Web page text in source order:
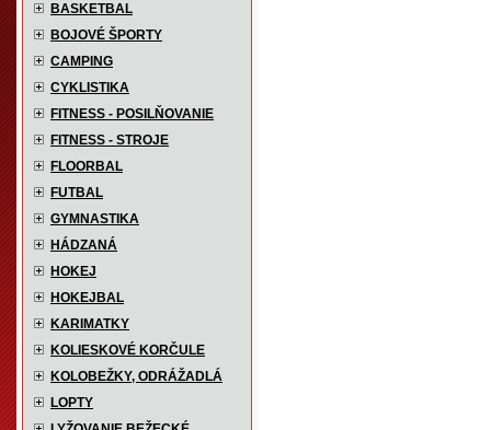
BASKETBAL
BOJOVÉ ŠPORTY
CAMPING
CYKLISTIKA
FITNESS - POSILŇOVANIE
FITNESS - STROJE
FLOORBAL
FUTBAL
GYMNASTIKA
HÁDZANÁ
HOKEJ
HOKEJBAL
KARIMATKY
KOLIESKOVÉ KORČULE
KOLOBEŽKY, ODRÁŽADLÁ
LOPTY